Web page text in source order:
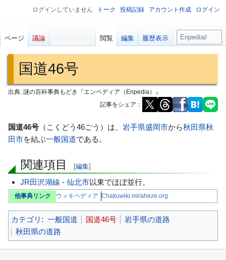
国道46号
出典: 謎の百科事典もどき『エンペディア（Enpedia）』
記事をシェア：
ナ
ビ
シ
ン
に
移
動
検
索
動
国道46号 （こくどう46ごう）は、 岩手県盛岡市から秋田県秋
田市を結ぶ一般国道である。
関連項目 [編集]
JR田沢湖線 -仙北市以東でほぼ並行。
他事典リンク ウィキペディア Chakuwiki.miraheze.org
カテゴリ : 一般国道 国道46号
岩手県の道路
秋田県の道路
ログインしていません トーク 投稿記録 アカウント作成 ログイン
ページ 議論 閲覧 編集 履歴表示
検
索